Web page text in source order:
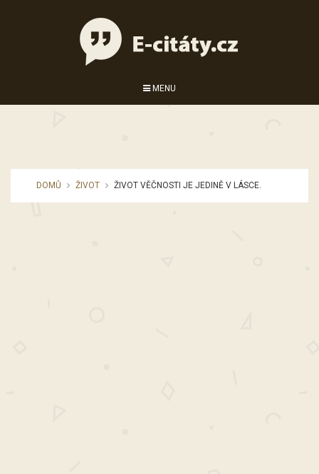
MENU
DOMŮ ŽIVOT ŽIVOT VĚČNOSTI JE JEDINĚ V LÁSCE.